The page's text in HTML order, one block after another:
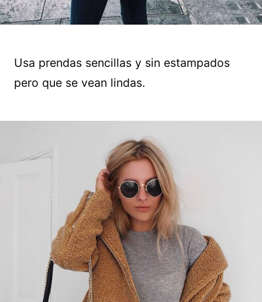
Usa prendas sencillas y sin estampados
pero que se vean lindas.